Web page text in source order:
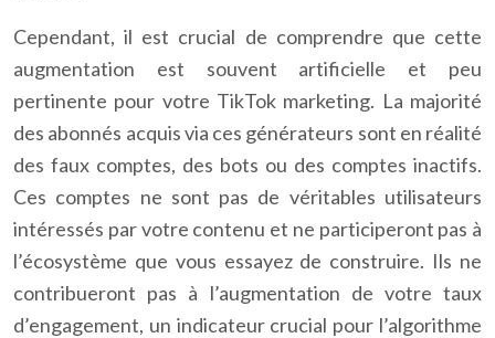
Cependant, il est crucial de comprendre que cette
augmentation est souvent artificielle et peu
pertinente pour votre TikTok marketing. La majorité
des abonnés acquis via ces générateurs sont en réalité
des faux comptes, des bots ou des comptes inactifs.
Ces comptes ne sont pas de véritables utilisateurs
intéressés par votre contenu et ne participeront pas à
l’écosystème que vous essayez de construire. Ils ne
contribueront pas à l’augmentation de votre taux
d’engagement, un indicateur crucial pour l’algorithme